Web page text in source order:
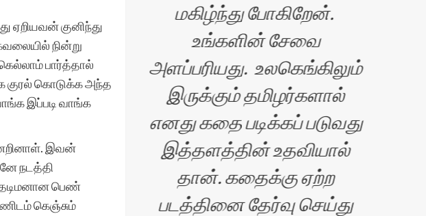
ஏறியவன் குனிந்து
நின்று
பார்த்தால்
குரல் கொடுக்க அந்த
இப்படி வாங்க
இவன்
நடத்தி
தடிமனான பெண்
கெஞ்சும்
மகிழ்ந்து போகிறேன்.
உங்களின் சேவை
அளப்பரியது. உலகெங்கிலும்
இருக்கும் தமிழர்களால்
எனது கதை படிக்கப் படுவது
இத்தளத்தின் உதவியால்
தான். கதைக்கு ஏற்ற
படத்தினை தேர்வு செய்து